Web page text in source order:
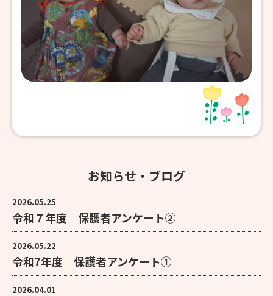
お知らせ・ブログ
2026.05.25
令和７年度 保護者アンケート②
2026.05.22
令和7年度 保護者アンケート①
2026.04.01